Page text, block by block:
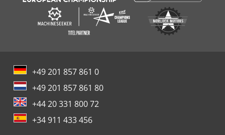
+49 201 857 861 0
+49 201 857 861 80
+44 20 331 800 72
+34 911 433 456